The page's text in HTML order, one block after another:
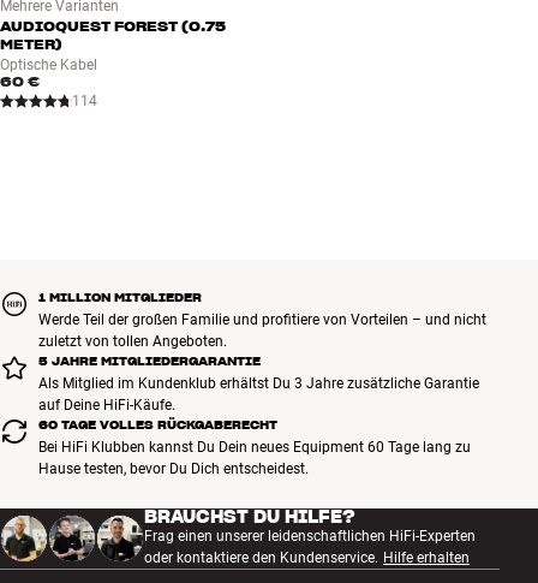
Mehrere Varianten
AUDIOQUEST FOREST (0.75
METER)
Optische Kabel
60 €
114
1 MILLION MITGLIEDER
Werde Teil der großen Familie und profitiere von Vorteilen – und nicht
zuletzt von tollen Angeboten.
5 JAHRE MITGLIEDERGARANTIE
Als Mitglied im Kundenklub erhältst Du 3 Jahre zusätzliche Garantie
auf Deine HiFi-Käufe.
60 TAGE VOLLES RÜCKGABERECHT
Bei HiFi Klubben kannst Du Dein neues Equipment 60 Tage lang zu
Hause testen, bevor Du Dich entscheidest.
BRAUCHST DU HILFE?
Frag einen unserer leidenschaftlichen HiFi-Experten
oder kontaktiere den Kundenservice. Hilfe erhalten